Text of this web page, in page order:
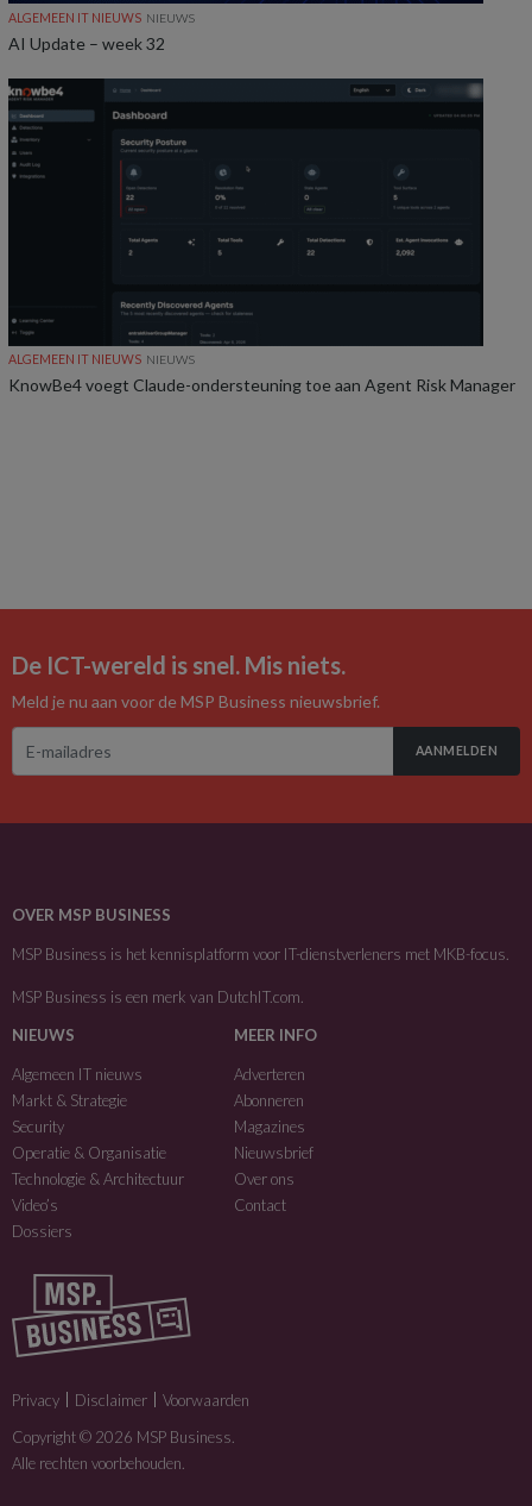
ALGEMEEN IT NIEUWS NIEUWS
AI Update – week 32
ALGEMEEN IT NIEUWS NIEUWS
KnowBe4 voegt Claude-ondersteuning toe aan Agent Risk Manager
De ICT-wereld is snel. Mis niets.
Meld je nu aan voor de MSP Business nieuwsbrief.
AANMELDEN
OVER MSP BUSINESS
MSP Business is het kennisplatform voor IT-dienstverleners met MKB-focus.
MSP Business is een merk van DutchIT.com.
NIEUWS
Algemeen IT nieuws
Markt & Strategie
Security
Operatie & Organisatie
Technologie & Architectuur
Video’s
Dossiers
MEER INFO
Adverteren
Abonneren
Magazines
Nieuwsbrief
Over ons
Contact
Privacy Disclaimer
Voorwaarden
Copyright © 2026 MSP Business.
Alle rechten voorbehouden.